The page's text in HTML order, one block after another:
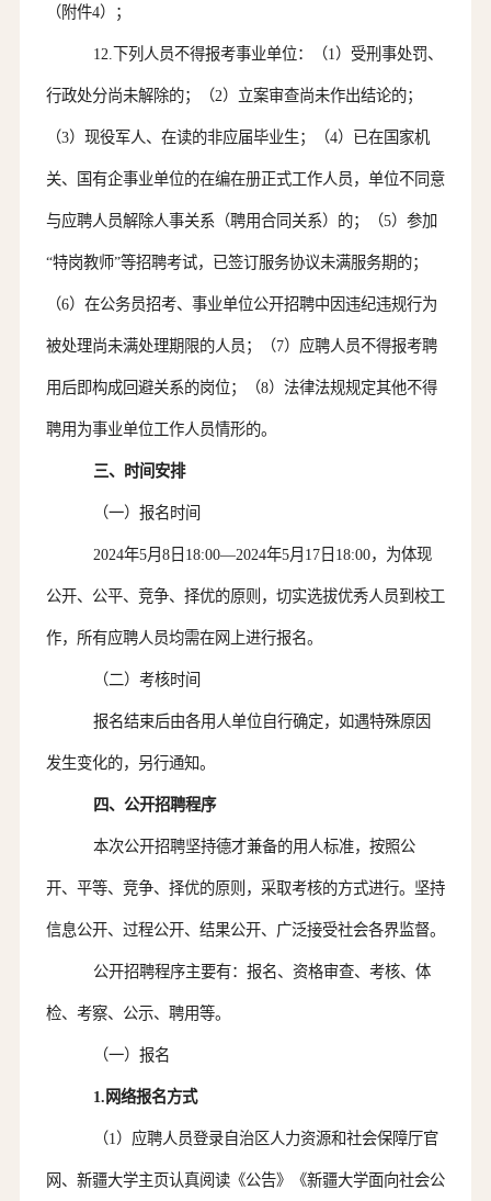
（附件4）；
12. 下列人员不得报考事业单位： （1）受刑事处罚、
行政处分尚未解除的；（2）立案审查尚未作出结论的；
（3）现役军人、在读的非应届毕业生；（4）已在国家机
关、国有企事业单位的在编在册正式工作人员，单位不同意
与应聘人员解除人事关系（聘用合同关系）的；（5）参加
“特岗教师”等招聘考试，已签订服务协议未满服务期的；
（6）在公务员招考、事业单位公开招聘中因违纪违规行为
被处理尚未满处理期限的人员；（7）应聘人员不得报考聘
用后即构成回避关系的岗位；（8）法律法规规定其他不得
聘用为事业单位工作人员情形的。
三、时间安排
（一） 报名时间
2024年5月8日 18:00—2024年5月 17日 18:00，为体现
公开、公平、竞争、择优的原则，切实选拔优秀人员到校工
作，所有应聘人员均需在网上进行报名。
（二）考核时间
报名结束后由各用人单位自行确定，如遇特殊原因
发生变化的，另行通知。
四、公开招聘程序
本次公开招聘坚持德才兼备的用人标准， 按照公
开、平等、竞争、择优的原则，采取考核的方式进行。坚持
信息公开、过程公开、结果公开、广泛接受社会各界监督。
公开招聘程序主要有： 报名、资格审查、 考核、体
检、考察、公示、 聘用等。
（一）报名
1. 网络报名方式
（1 ） 应聘人员登录自治区 人力资源和社会保障厅官
网、新疆大学主页认真阅读《公告》《新疆大学面向社会公